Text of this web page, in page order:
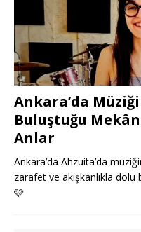
Ankara’da
Buluştuğu
Anlar
Ankara’da Ahzuita’da
zarafet ve akışkanlıkla
🩷